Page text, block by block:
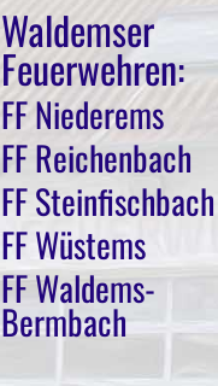
Waldemser
Feuerwehren:
FF Niederems
FF Reichenbach
FF Steinfischbach
FF Wüstems
FF Waldems-
Bermbach